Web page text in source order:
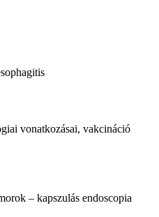
vonatkozásai, vakcináció
– kapszulás endoscopia